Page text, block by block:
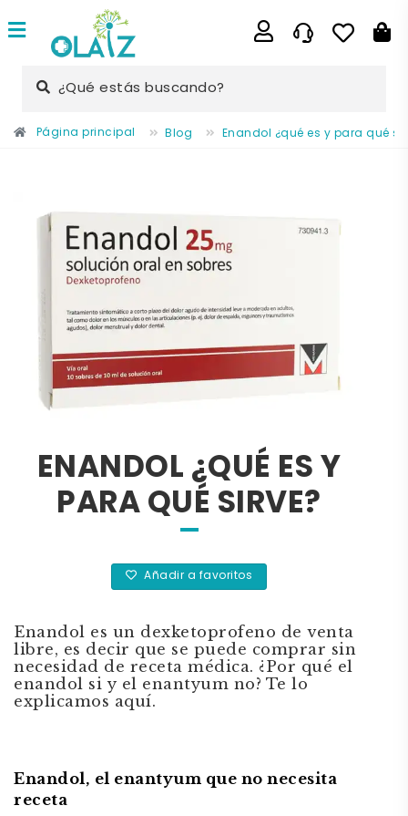
¿Qué estás buscando?
Página principal Blog Enandol ¿qué es y para qué
ENANDOL ¿QUÉ ES Y
PARA QUÉ SIRVE?
Añadir a favoritos
Enandol es un dexketoprofeno de venta
libre, es decir que se puede comprar sin
necesidad de receta médica. ¿Por qué el
enandol si y el enantyum no? Te lo
explicamos aquí.
Enandol, el enantyum que no necesita
receta